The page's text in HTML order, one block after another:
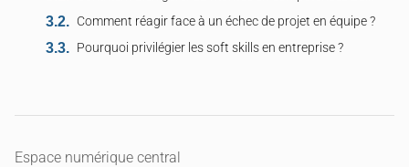
Comment réagir face à un échec de projet en équipe ?
Pourquoi privilégier les soft skills en entreprise ?
Espace numérique central